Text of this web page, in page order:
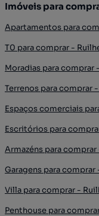
Imóveis para
Apartamentos para
T0 para comprar -
Moradias para comprar
Terrenos para comprar
Espaços comerciais
Escritórios para
Armazéns para
Garagens para comprar
Villa para comprar -
Penthouse para